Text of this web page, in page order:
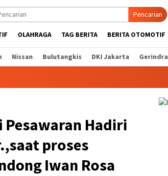
Pencarian
OLAHRAGA TAG BERITA BERITA OTOMOTIF
Nissan Bulutangkis DKI Jakarta Gerindra
Hadiri
proses
Iwan Rosa